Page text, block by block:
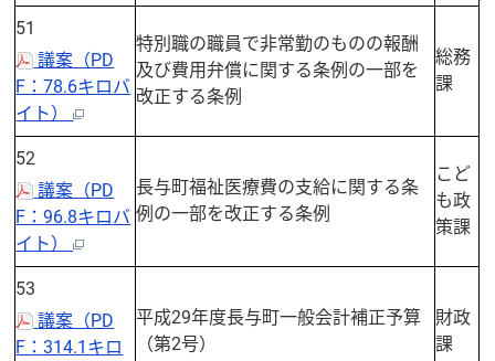
51
議案（PD
F：78.6キロバ
イト）
特別職の職員で非常勤のものの報酬
及び費用弁償に関する条例の一部を
改正する条例
総務
課
52
議案（PD
F：96.8キロバ
イト）
長与町福祉医療費の支給に関する条
例の一部を改正する条例
こど
も政
策課
53
議案（PD
F：314.1キロ
平成29年度長与町一般会計補正予算
（第2号）
財政
課